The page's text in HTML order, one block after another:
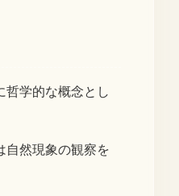
哲学的な概念とし
自然現象の観察を